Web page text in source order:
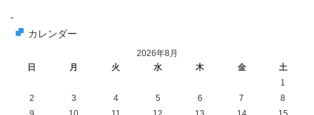
-
カレンダー
2026年8月
日
月 火 水 木 金
土
1
2
3 4 5 6 7
8